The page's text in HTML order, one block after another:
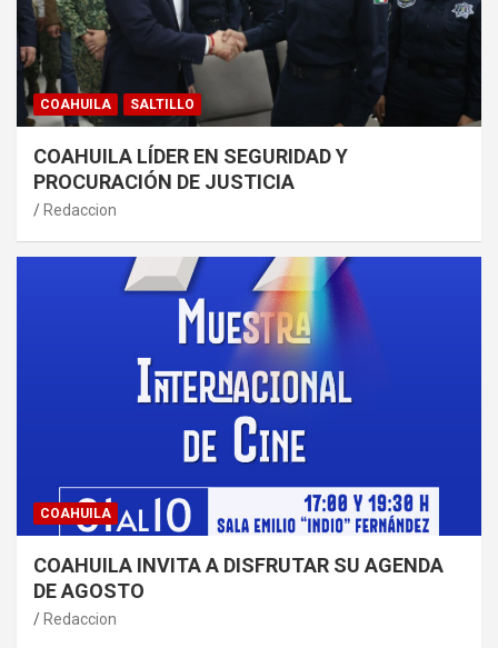
COAHUILA SALTILLO
COAHUILA LÍDER EN SEGURIDAD Y
PROCURACIÓN DE JUSTICIA
Redaccion
COAHUILA
COAHUILA INVITA A DISFRUTAR SU AGENDA
DE AGOSTO
Redaccion